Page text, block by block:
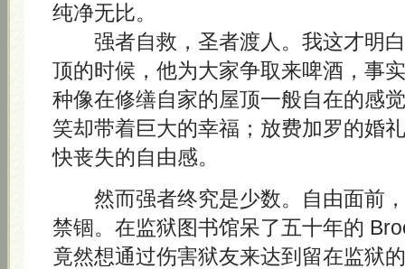
纯净无比。
强者自救，圣者渡人。我这才明白
顶的时候，他为大家争取来啤酒，事
种像在修缮自家的屋顶一般自在的感
笑却带着巨大的幸福；放费加罗的婚
快丧失的自由感。
然而强者终究是少数。自由面前，
禁锢。在监狱图书馆呆了五十年的
竟然想通过伤害狱友来达到留在监狱